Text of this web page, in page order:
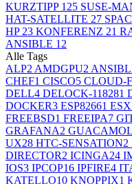
KURZTIPP 125 SUSE-
HAT-SATELLITE 27
HP 23 KONFERENZ 21
ANSIBLE 12
Alle Tags
ALP2 AMDGPU2
CHEF1 CISCO5 CLOUD-
DELL4 DELOCK-118281
DOCKER3 ESP82661
FREEBSD1 FREEIPA7
GRAFANA2
UX28 HTC-SENSATION2
DIRECTOR2 ICINGA24
IOS3 IPCOP16 IPFIRE4
KATELLO10 KNOPPIX1